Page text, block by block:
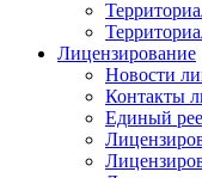
Лицензирование
Новости
Контакты
Единый